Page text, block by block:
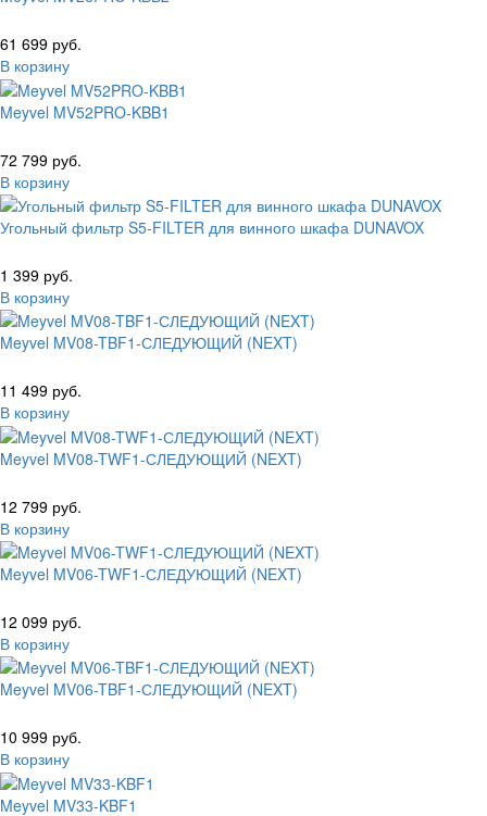
61 699 руб.
В корзину
Meyvel MV52PRO-KBB1
72 799 руб.
В корзину
Угольный фильтр S5-FILTER для винного шкафа DUNAVOX
1 399 руб.
В корзину
Meyvel MV08-TBF1-СЛЕДУЮЩИЙ (NEXT)
11 499 руб.
В корзину
Meyvel MV08-TWF1-СЛЕДУЮЩИЙ (NEXT)
12 799 руб.
В корзину
Meyvel MV06-TWF1-СЛЕДУЮЩИЙ (NEXT)
12 099 руб.
В корзину
Meyvel MV06-TBF1-СЛЕДУЮЩИЙ (NEXT)
10 999 руб.
В корзину
Meyvel MV33-KBF1